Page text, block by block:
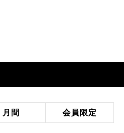
月間 会員限定